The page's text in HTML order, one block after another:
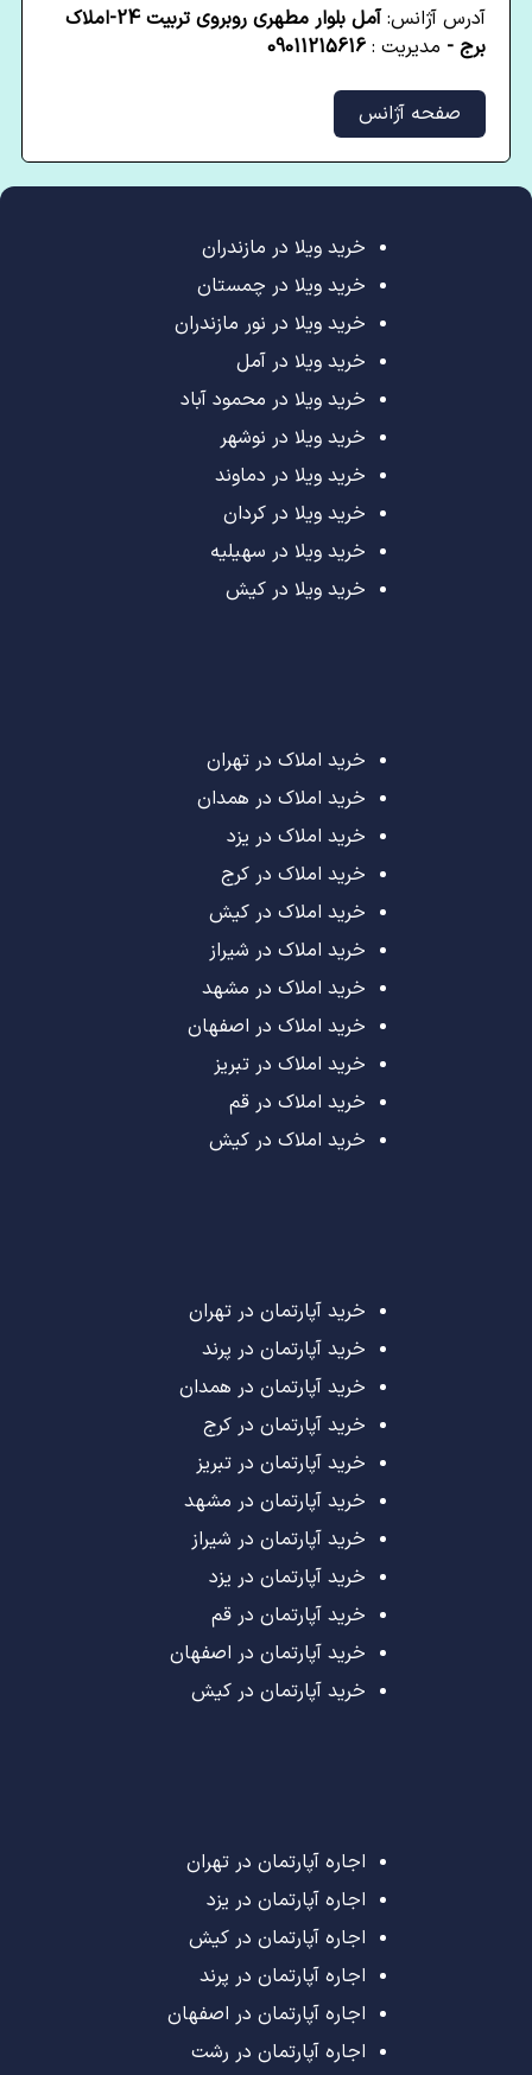
آدرس آژانس:
آمل بلوار مطهری روبروی تربیت 24-املاک
برج - مدیریت : 09011215616
صفحه آژانس
خرید ویلا در مازندران
خرید ویلا در چمستان
خرید ویلا در نور مازندران
خرید ویلا در آمل
خرید ویلا در محمود آباد
خرید ویلا در نوشهر
خرید ویلا در دماوند
خرید ویلا در کردان
خرید ویلا در سهیلیه
خرید ویلا در کیش
خرید املاک در تهران
خرید املاک در همدان
خرید املاک در یزد
خرید املاک در کرج
خرید املاک در کیش
خرید املاک در شیراز
خرید املاک در مشهد
خرید املاک در اصفهان
خرید املاک در تبریز
خرید املاک در قم
خرید املاک در کیش
خرید آپارتمان در تهران
خرید آپارتمان در پرند
خرید آپارتمان در همدان
خرید آپارتمان در کرج
خرید آپارتمان در تبریز
خرید آپارتمان در مشهد
خرید آپارتمان در شیراز
خرید آپارتمان در یزد
خرید آپارتمان در قم
خرید آپارتمان در اصفهان
خرید آپارتمان در کیش
اجاره آپارتمان در تهران
اجاره آپارتمان در یزد
اجاره آپارتمان در کیش
اجاره آپارتمان در پرند
اجاره آپارتمان در اصفهان
اجاره آپارتمان در رشت